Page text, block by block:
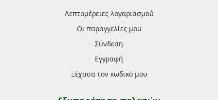
Λεπτομέρειες λογαριασμού
Οι παραγγελίες μου
Σύνδεση
Εγγραφή
Ξέχασα τον κωδικό μου